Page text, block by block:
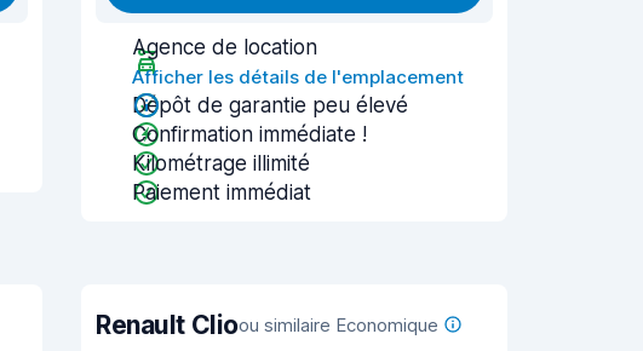
Agence de location
Afficher les détails de l'emplacement
Dépôt de garantie peu élevé
Confirmation immédiate !
Kilométrage illimité
Paiement immédiat
Renault Clioou similaire Economique